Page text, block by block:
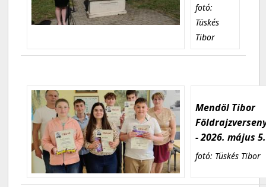
fotó:
Tüskés
Tibor
Mendöl Tibor
- 2026. május 5.
fotó: Tüskés Tibor